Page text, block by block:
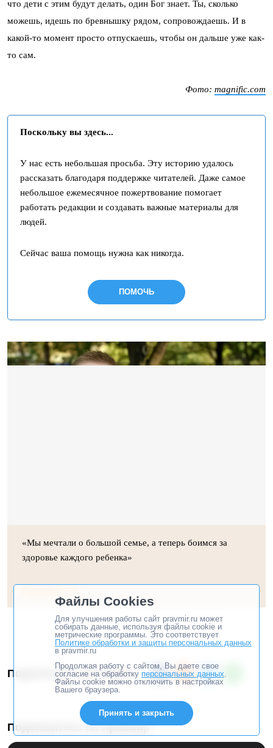
что дети с этим будут делать, один Бог знает. Ты, сколько
можешь, идешь по бревнышку рядом, сопровождаешь. И в
какой-то момент просто отпускаешь, чтобы он дальше уже как-
то сам.
Фото: magnific.com
Поскольку вы здесь...
У нас есть небольшая просьба. Эту историю удалось
рассказать благодаря поддержке читателей. Даже самое
небольшое ежемесячное пожертвование помогает
работать редакции и создавать важные материалы для
людей.
Сейчас ваша помощь нужна как никогда.
ПОМОЧЬ
«Мы мечтали о большой семье, а теперь боимся за
здоровье каждого ребенка»
Поделитесь, это важно
Подпишитесь на Правмир
Файлы Cookies
Для улучшения работы сайт pravmir.ru может
собирать данные, используя файлы cookie и
метрические программы. Это соответствует
Политике обработки и защиты персональных данных
в pravmir.ru
Продолжая работу с сайтом, Вы даете свое
согласие на обработку персональных данных.
Файлы cookie можно отключить в настройках
Вашего браузера.
Принять и закрыть